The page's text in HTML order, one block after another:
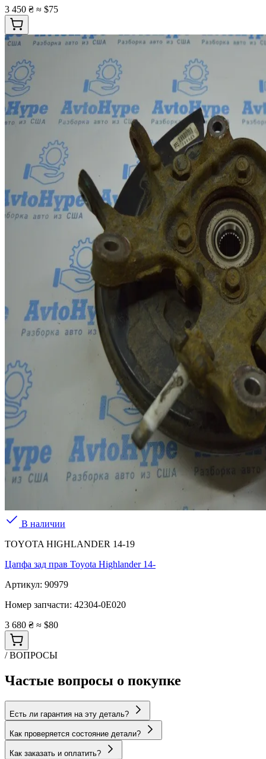
3 450 ₴ ≈ $75
В наличии
TOYOTA HIGHLANDER 14-19
Цапфа зад прав Toyota Highlander 14-
Артикул: 90979
Номер запчасти: 42304-0E020
3 680 ₴ ≈ $80
/ ВОПРОСЫ
Частые вопросы о покупке
Есть ли гарантия на эту деталь?
Как проверяется состояние детали?
Как заказать и оплатить?